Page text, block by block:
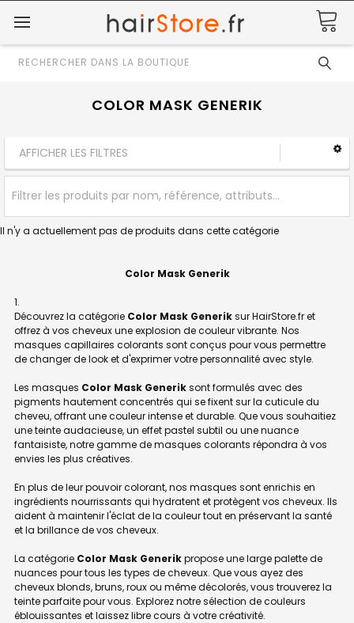
Rechercher
COLOR MASK GENERIK
AFFICHER LES FILTRES
ll n'y a actuellement pas de produits dans cette catégorie
Color Mask Generik
Découvrez la catégorie Color Mask Generiksur HairStore.fr et
offrez à vos cheveux une explosion de couleur vibrante. Nos
masques capillaires colorants sont conçus pour vous permettre
de changer de look et d'exprimer votre personnalité avec style.
Les masques Color Mask Generiksont formulés avec des
pigments hautement concentrés qui se fixent sur la cuticule du
cheveu, offrant une couleur intense et durable. Que vous souhaitiez
une teinte audacieuse, un effet pastel subtil ou une nuance
fantaisiste, notre gamme de masques colorants répondra à vos
envies les plus créatives.
En plus de leur pouvoir colorant, nos masques sont enrichis en
ingrédients nourrissants qui hydratent et protègent vos cheveux. Ils
aident à maintenir l'éclat de la couleur tout en préservant la santé
et la brillance de vos cheveux.
La catégorie Color Mask Generikpropose une large palette de
nuances pour tous les types de cheveux. Que vous ayez des
cheveux blonds, bruns, roux ou même décolorés, vous trouverez la
teinte parfaite pour vous. Explorez notre sélection de couleurs
éblouissantes et laissez libre cours à votre créativité.